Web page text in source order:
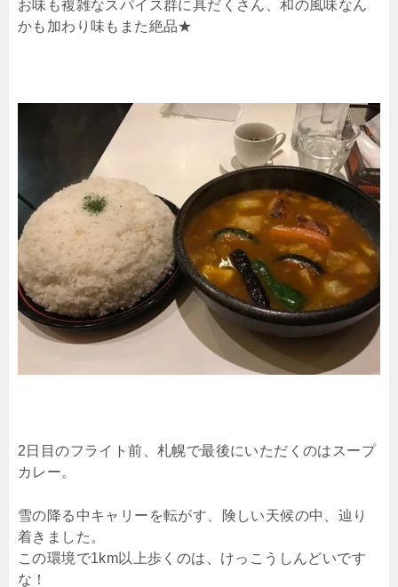
お味も複雑なスパイス群に具だくさん、和の風味なん
かも加わり味もまた絶品★
2日目のフライト前、札幌で最後にいただくのはスープ
カレー。
雪の降る中キャリーを転がす、険しい天候の中、辿り
着きました。
この環境で1km以上歩くのは、けっこうしんどいです
な！